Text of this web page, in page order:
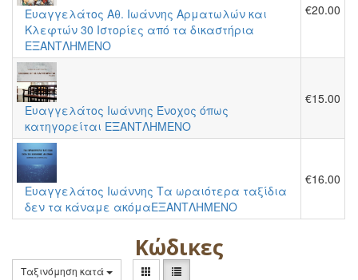
Ευαγγελάτος Αθ. Ιωάννης Αρματωλών και
Κλεφτών 30 Ιστορίες από τα δικαστήρια
ΕΞΑΝΤΛΗΜΕΝΟ
€20.00
Ευαγγελάτος Ιωάννης Ένοχος όπως
κατηγορείται ΕΞΑΝΤΛΗΜΕΝΟ
€15.00
Ευαγγελάτος Ιωάννης Τα ωραιότερα ταξίδια
δεν τα κάναμε ακόμαΕΞΑΝΤΛΗΜΕΝΟ
€16.00
Κώδικες
Ταξινόμηση κατά